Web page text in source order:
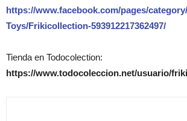
https://www.facebook.com/pages/
Toys/Frikicollection-593912217362497/
Tienda en Todocolection:
https://www.todocoleccion.net/usuario/